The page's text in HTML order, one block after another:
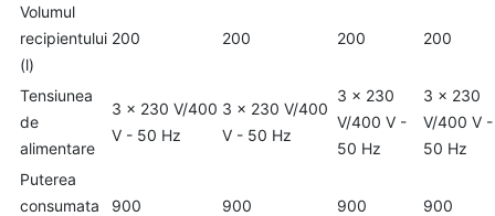
Volumul
recipientului
(l)
200 200 200 200
Tensiunea
de
alimentare
3 x 230 V/400
V - 50 Hz
3 x 230 V/400
V - 50 Hz
3 x 230
V/400 V -
50 Hz
3 x 230
V/400 V -
50 Hz
Puterea
consumata
900 900 900 900